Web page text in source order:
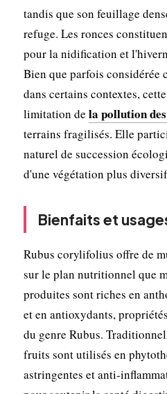
tandis que son feuillage
refuge. Les ronces
pour la nidification et
Bien que parfois considérée
dans certains contextes,
limitation de la pollution
terrains fragilisés. Elle
naturel de succession
d'une végétation plus
Bienfaits et
Rubus corylifolius offre de
sur le plan nutritionnel que
produites sont riches en
et en antioxydants,
du genre Rubus.
fruits sont utilisés en
astringentes et anti-